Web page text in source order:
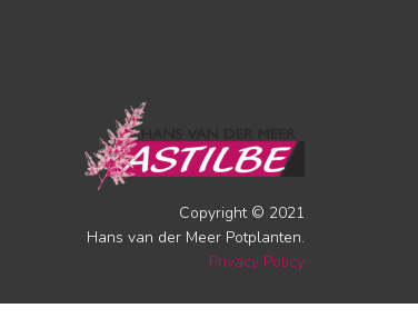
Copyright © 2021
Hans van der Meer Potplanten.
Privacy Policy